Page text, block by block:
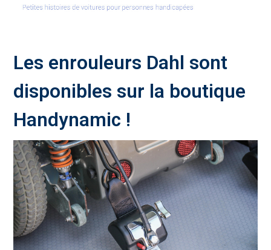
Les enrouleurs Dahl sont
disponibles sur la boutique
Handynamic !